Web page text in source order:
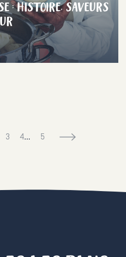
: HISTOIRE, SAVEURS
3 4... 5